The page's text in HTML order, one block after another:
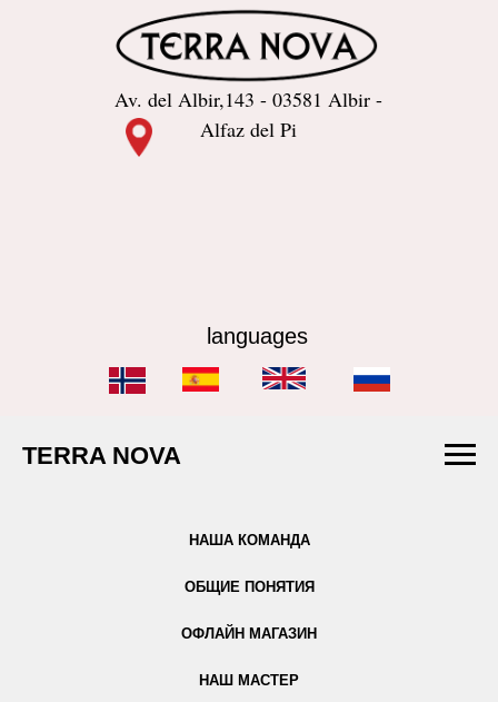
Av. del Albir,143 - 03581 Albir -
Alfaz del Pi
languages
TERRA NOVA
НАША КОМАНДА
ОБЩИЕ ПОНЯТИЯ
ОФЛАЙН МАГАЗИН
НАШ МАСТЕР